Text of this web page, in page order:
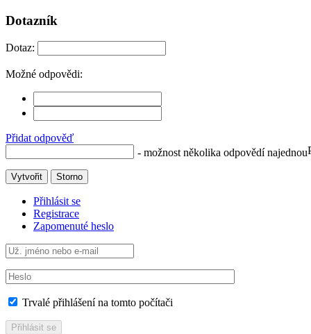
Dotazník
Dotaz:
Možné odpovědi:
Přidat odpověď
- možnost několika odpovědí najednou
Vytvořit Storno
Přihlásit se
Registrace
Zapomenuté heslo
Trvalé přihlášení na tomto počítači
Přihlásit se